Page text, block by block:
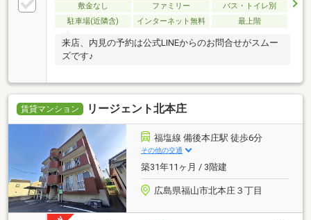
敷金なし ファミリー
バス・トイレ別
駐車場(近隣含)
インターネット無料 最上階
来店、内見の予約は公式LINEからのお問合せがスムー
ズです♪
賃貸マンション リージェント北本庄
福塩線 備後本庄駅 徒歩6分
その他の交通
築31年11ヶ月 / 3階建
広島県福山市北本庄３丁目